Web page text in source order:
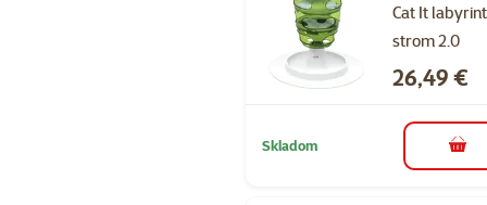
Cat It labyrint
strom 2.0
Cena
26,49 €
Skladom do